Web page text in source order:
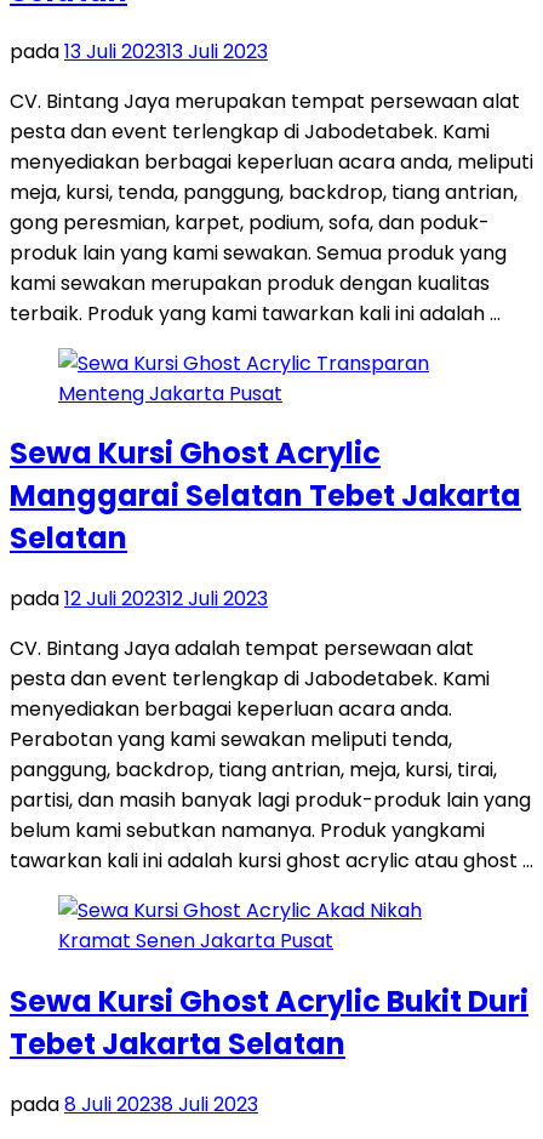
pada13 Juli 202313 Juli 2023
CV. Bintang Jaya merupakan tempat persewaan alat
pesta dan event terlengkap di Jabodetabek. Kami
menyediakan berbagai keperluan acara anda, meliputi
meja, kursi, tenda, panggung, backdrop, tiang antrian,
gong peresmian, karpet, podium, sofa, dan poduk-
produk lain yang kami sewakan. Semua produk yang
kami sewakan merupakan produk dengan kualitas
terbaik. Produk yang kami tawarkan kali ini adalah …
Sewa Kursi Ghost Acrylic
Manggarai Selatan Tebet Jakarta
Selatan
pada12 Juli 202312 Juli 2023
CV. Bintang Jaya adalah tempat persewaan alat
pesta dan event terlengkap di Jabodetabek. Kami
menyediakan berbagai keperluan acara anda.
Perabotan yang kami sewakan meliputi tenda,
panggung, backdrop, tiang antrian, meja, kursi, tirai,
partisi, dan masih banyak lagi produk-produk lain yang
belum kami sebutkan namanya. Produk yangkami
tawarkan kali ini adalah kursi ghost acrylic atau ghost …
Sewa Kursi Ghost Acrylic Bukit Duri
Tebet Jakarta Selatan
pada8 Juli 20238 Juli 2023